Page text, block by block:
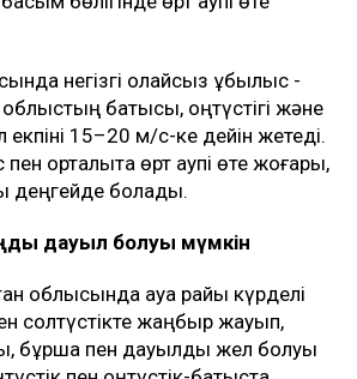
бүкіл аумағында өрт қаупі
сақталады.
да күн қатты ысиды - +40…+41
аудандарда өткінші жаңбыр
мүмкін. Батыста және
екпіні 15–20 м/с-ке дейін
қаласында шамамен +40 градус
Шымкентте өрт қаупі өте
ауа +38…+40 градусқа дейін
жаңбыр мен найзағай
жел 15–20 м/с-ке дейін